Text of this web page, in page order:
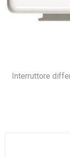
Interruttore